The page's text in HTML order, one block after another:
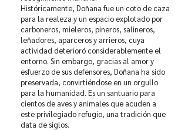
Históricamente, Doñana fue un coto de caza
para la realeza y un espacio explotado por
carboneros, mieleros, pineros, salineros,
leñadores, aparceros y arrieros, cuya
actividad deterioró considerablemente el
entorno. Sin embargo, gracias al amor y
esfuerzo de sus defensores, Doñana ha sido
preservada, convirtiéndose en un orgullo
para la humanidad. Es un santuario para
cientos de aves y animales que acuden a
este privilegiado refugio, una tradición que
data de siglos.